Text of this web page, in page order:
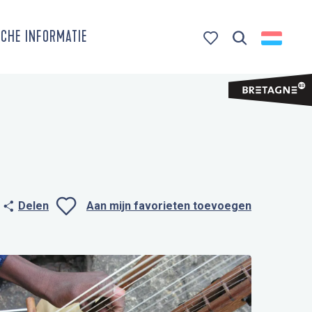
INFORMATIE
Delen Aan mijn favorieten toevoegen